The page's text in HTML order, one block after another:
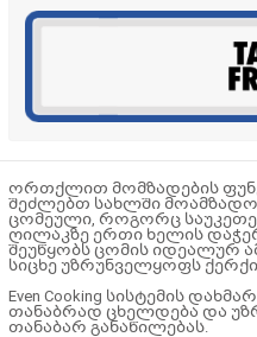
ორთქლით მომზადების
შეძლებთ სახლში
ცომეული, როგორც
ღილაკზე ერთი ხელის
შეუწყობს ცომის იდეალურ
სიცხე უზრუნველყოფს
Even Cooking სისტემის
თანაბრად ცხელდება და
თანაბარ განაწილებას.